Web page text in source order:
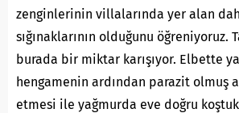
zenginlerinin villalarında yer alan
sığınaklarının olduğunu
burada bir miktar karışıyor. Elbette
hengamenin ardından parazit olmuş
etmesi ile yağmurda eve doğru